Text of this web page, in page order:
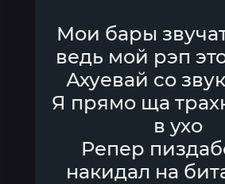
Мои бары
ведь мой рэп
Ахуевай со
Я прямо ща
в ухо
Репер
накидал на